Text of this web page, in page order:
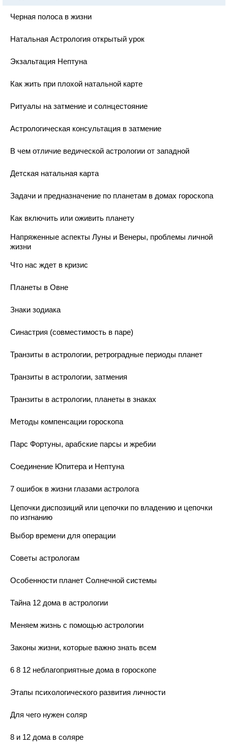
Черная полоса в жизни
Натальная Астрология открытый урок
Экзальтация Нептуна
Как жить при плохой натальной карте
Ритуалы на затмение и солнцестояние
Астрологическая консультация в затмение
В чем отличие ведической астрологии от западной
Детская натальная карта
Задачи и предназначение по планетам в домах гороскопа
Как включить или оживить планету
Напряженные аспекты Луны и Венеры, проблемы личной
жизни
Что нас ждет в кризис
Планеты в Овне
Знаки зодиака
Синастрия (совместимость в паре)
Транзиты в астрологии, ретроградные периоды планет
Транзиты в астрологии, затмения
Транзиты в астрологии, планеты в знаках
Методы компенсации гороскопа
Парс Фортуны, арабские парсы и жребии
Соединение Юпитера и Нептуна
7 ошибок в жизни глазами астролога
Цепочки диспозиций или цепочки по владению и цепочки
по изгнанию
Выбор времени для операции
Советы астрологам
Особенности планет Солнечной системы
Тайна 12 дома в астрологии
Меняем жизнь с помощью астрологии
Законы жизни, которые важно знать всем
6 8 12 неблагоприятные дома в гороскопе
Этапы психологического развития личности
Для чего нужен соляр
8 и 12 дома в соляре